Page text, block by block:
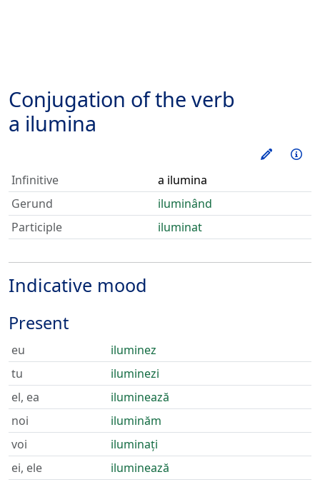
Conjugation of the verb
a ilumina
Train
Infinitive
a ilumina
Gerund
iluminând
Participle
iluminat
Indicative mood
Present
eu
iluminez
tu
iluminezi
el, ea
iluminează
noi
iluminăm
voi
iluminați
ei, ele
iluminează